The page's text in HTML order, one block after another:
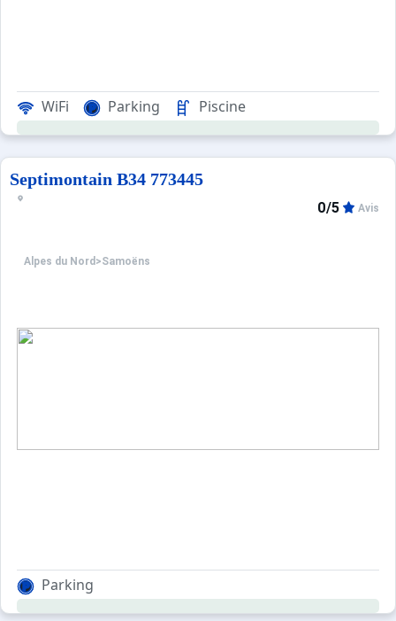
WiFi Parking Piscine
Septimontain B34 773445
Alpes du Nord >Samoëns
0/5 Avis
Parking